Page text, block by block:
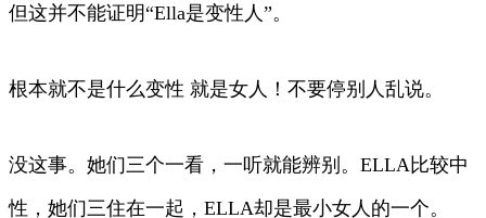
但这并不能证明“Ella是变性人”。
根本就不是什么变性 就是女人！不要停别人乱说。
没这事。她们三个一看，一听就能辨别。ELLA比较中
性，她们三住在一起，ELLA却是最小女人的一个。